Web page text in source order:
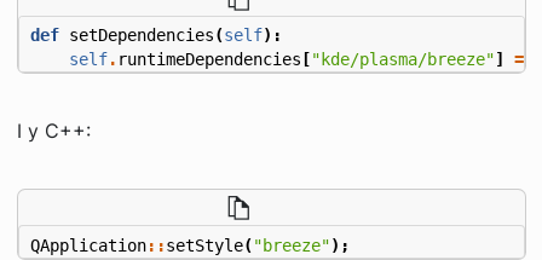
def setDependencies(self):
self. runtimeDependencies ["kde/plasma/breeze"] =
І у C++:
QApplication::setStyle("breeze");